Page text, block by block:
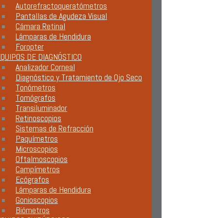
Autorefractoqueratómetros
Pantallas de Agudeza Visual
Cámara Retinal
Lámparas de Hendidura
Foropter
DE DIAGNÓSTICO
Analizador Corneal
Diagnóstico y Tratamiento de Ojo Seco
Tonómetros
Tomógrafos
Transiluminador
Retinoscopios
Sistemas de Refracción
Paquímetros
Microscopios
Oftalmoscopios
Campímetros
Ecógrafos
Lámparas de Hendidura
Gonioscopios
Biómetros